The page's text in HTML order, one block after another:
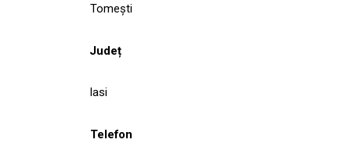
Tomeşti
Județ
Iasi
Telefon